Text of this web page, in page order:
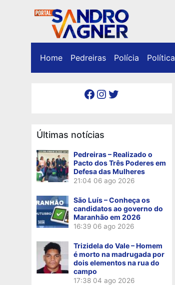
Home Pedreiras Polícia Política
Facebook Instagram Twitter
Últimas notícias
Pedreiras – Realizado o
Pacto dos Três Poderes em
Defesa das Mulheres
21:04 06 ago 2026
São Luís – Conheça os
candidatos ao governo do
Maranhão em 2026
16:39 06 ago 2026
Trizidela do Vale – Homem
é morto na madrugada por
dois elementos na rua do
campo
17:38 04 ago 2026